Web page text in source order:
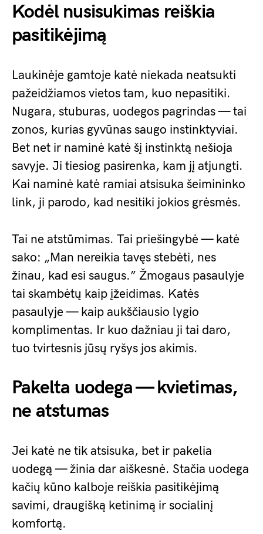
Kodėl nusisukimas reiškia
pasitikėjimą
Laukinėje gamtoje katė niekada neatsukti
pažeidžiamos vietos tam, kuo nepasitiki.
Nugara, stuburas, uodegos pagrindas — tai
zonos, kurias gyvūnas saugo instinktyviai.
Bet net ir naminė katė šį instinktą nešioja
savyje. Ji tiesiog pasirenka, kam jį atjungti.
Kai naminė katė ramiai atsisuka šeimininko
link, ji parodo, kad nesitiki jokios grėsmės.
Tai ne atstūmimas. Tai priešingybė — katė
sako: „Man nereikia tavęs stebėti, nes
žinau, kad esi saugus.” Žmogaus pasaulyje
tai skambėtų kaip įžeidimas. Katės
pasaulyje — kaip aukščiausio lygio
komplimentas. Ir kuo dažniau ji tai daro,
tuo tvirtesnis jūsų ryšys jos akimis.
Pakelta uodega — kvietimas,
ne atstumas
Jei katė ne tik atsisuka, bet ir pakelia
uodegą — žinia dar aiškesnė. Stačia uodega
kačių kūno kalboje reiškia pasitikėjimą
savimi, draugišką ketinimą ir socialinį
komfortą.